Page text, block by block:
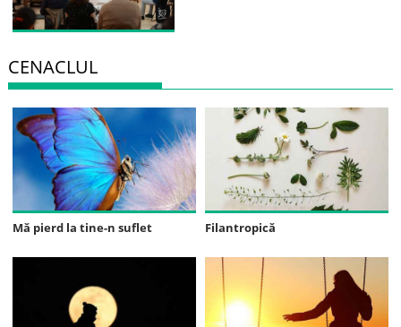
CENACLUL
Mă pierd la tine-n suflet Filantropică